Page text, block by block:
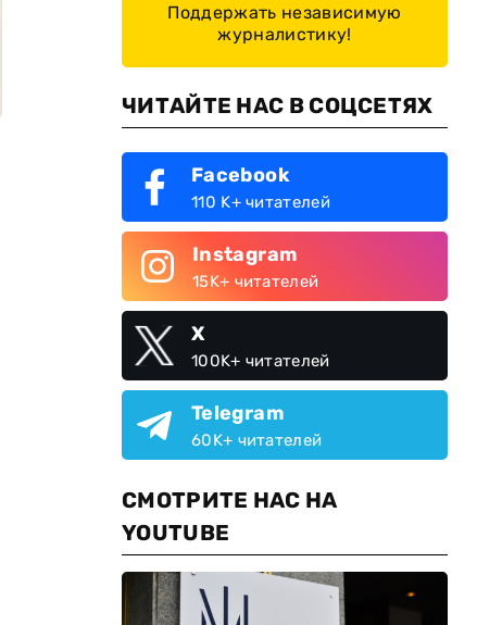
Поддержать независимую
журналистику!
ЧИТАЙТЕ НАС В СОЦСЕТЯХ
Facebook
110 K+ читателей
Instagram
15K+ читателей
X
100K+ читателей
Telegram
60K+ читателей
СМОТРИТЕ НАС НА
YOUTUBE